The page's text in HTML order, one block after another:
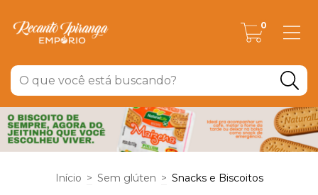
0
Início > Sem glúten > Snacks e Biscoitos